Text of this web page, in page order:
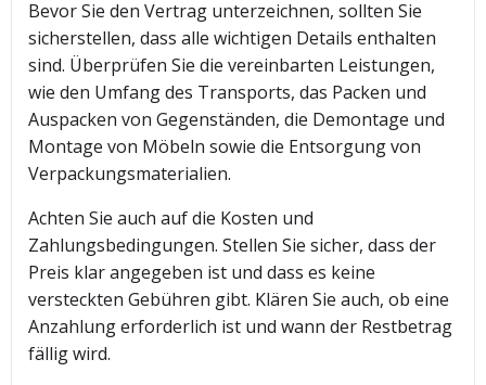
Bevor Sie den Vertrag unterzeichnen, sollten Sie
sicherstellen, dass alle wichtigen Details enthalten
sind. Überprüfen Sie die vereinbarten Leistungen,
wie den Umfang des Transports, das Packen und
Auspacken von Gegenständen, die Demontage und
Montage von Möbeln sowie die Entsorgung von
Verpackungsmaterialien.
Achten Sie auch auf die Kosten und
Zahlungsbedingungen. Stellen Sie sicher, dass der
Preis klar angegeben ist und dass es keine
versteckten Gebühren gibt. Klären Sie auch, ob eine
Anzahlung erforderlich ist und wann der Restbetrag
fällig wird.